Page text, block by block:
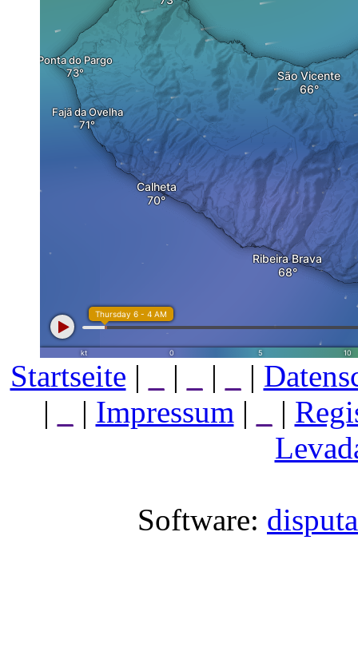
Startseite | | | |
|
| Impressum | |
Software: